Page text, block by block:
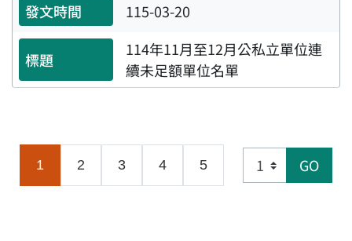
115-03-20
114年11月至12月公私立單位連
續未足額單位名單
1 (目前頁面)
2 3 4 5 GO